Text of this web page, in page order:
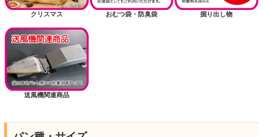
クリスマス おむつ袋・防臭袋 掘り出し物
送風機関連商品